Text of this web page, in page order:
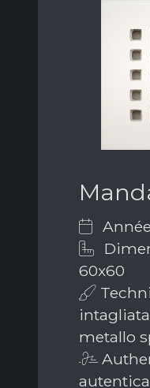
60x60
metallo